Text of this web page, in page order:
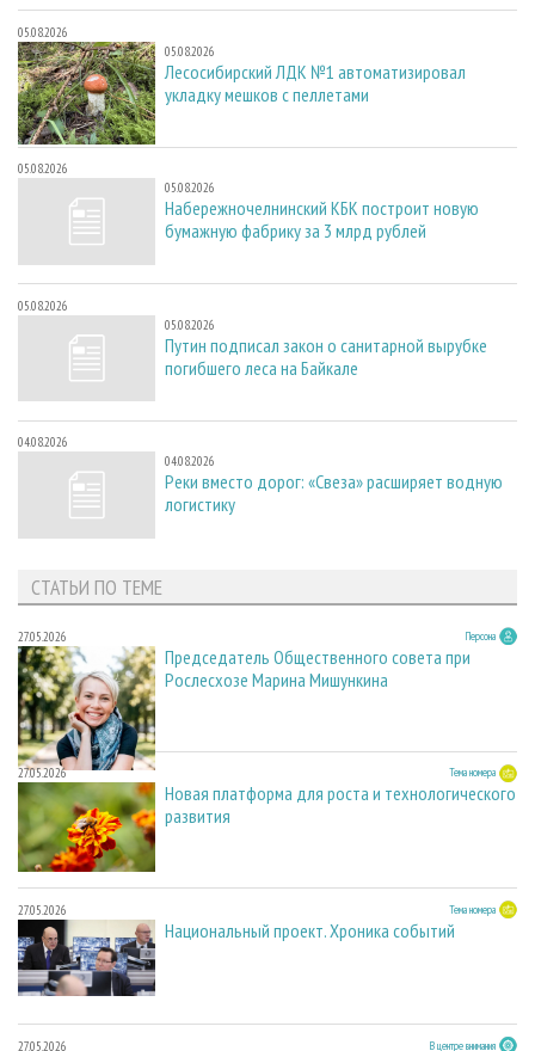
05.08.2026
05.08.2026
Лесосибирский ЛДК №1 автоматизировал
укладку мешков с пеллетами
05.08.2026
05.08.2026
Набережночелнинский КБК построит новую
бумажную фабрику за 3 млрд рублей
05.08.2026
05.08.2026
Путин подписал закон о санитарной вырубке
погибшего леса на Байкале
04.08.2026
04.08.2026
Реки вместо дорог: «Свеза» расширяет водную
логистику
СТАТЬИ ПО ТЕМЕ
27.05.2026 Персона
Председатель Общественного совета при
Рослесхозе Марина Мишункина
27.05.2026 Тема номера
Новая платформа для роста и технологического
развития
27.05.2026 Тема номера
Национальный проект. Хроника событий
27.05.2026 В центре внимания